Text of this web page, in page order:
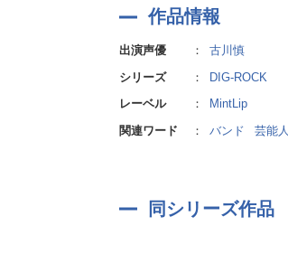
作品情報
出演声優 ：
古川慎
シリーズ
：
DIG-ROCK
レーベル
：
MintLip
関連ワード
： バンド 芸能人
同シリーズ作品